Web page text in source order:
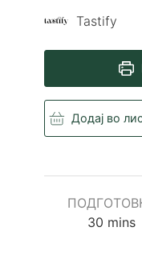
Tastify
Додај во
30 minutes
mins